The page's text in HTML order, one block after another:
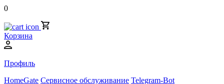
0
Корзина
Профиль
HomeGate Сервисное обслуживание Telegram-Bot